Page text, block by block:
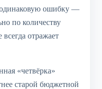
ошибку —
по количеству
отражает
«четвёрка»
старой бюджетной